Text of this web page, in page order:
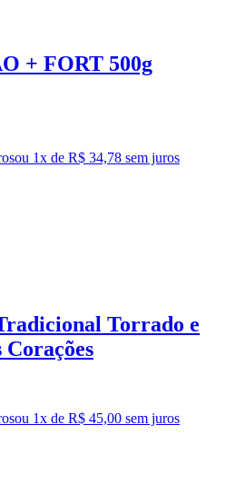
+ FORT 500g
ou 1x de R$ 34,78 sem juros
Torrado e
ou 1x de R$ 45,00 sem juros